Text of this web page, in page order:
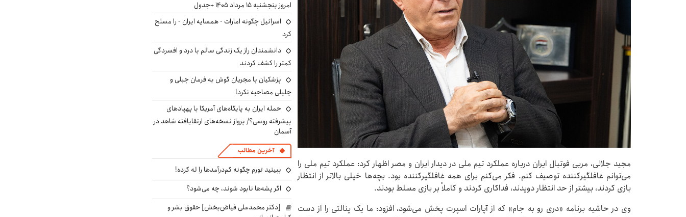
مجید جلالی، مربی فوتبال ایران درباره عملکرد تیم ملی در دیدار ایران و مصر اظهار کرد: عملکرد تیم ملی را
می‌توانم غافلگیرکننده توصیف کنم. فکر می‌کنم برای همه غافلگیرکننده بود. بچه‌ها خیلی بالاتر از انتظار
بازی کردند، بیشتر از حد انتظار دویدند، فداکاری کردند و کاملاً بر بازی مسلط بودند.
وی در حاشیه برنامه «دری رو به جام» که از آپارات اسپرت پخش می‌شود، افزود: ما یک پنالتی را از دست
امروز پنجشنبه ۱۵ مرداد ۱۴۰۵ +جدول
اسرائیل چگونه امارات - همسایه ایران - را مسلح
کرد
دانشمندان راز یک زندگی سالم با درد و افسردگی
کمتر را کشف کردند
پزشکیان با مجریان گوش به فرمان جبلی و
جلیلی مصاحبه نکرد!
حمله ایران به پایگاه‌های آمریکا با پهپادهای
پیشرفته روسی؟/ پرواز نسخه‌های ارتقایافته شاهد در
آسمان
آخرین مطالب
ببینید تورم چگونه کم‌درآمدها را له کرده!
اگر پشه‌ها نابود شوند، چه می‌شود؟
[دکتر محمدعلی فیاض‌بخش] حقوق بشر و